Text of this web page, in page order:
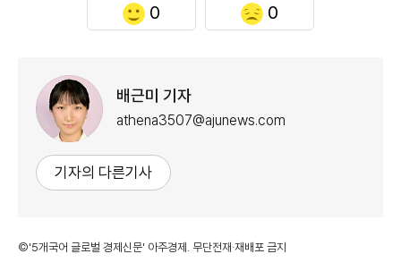
0 0
배근미 기자
athena3507@ajunews.com
기자의 다른기사
©'5개국어 글로벌 경제신문' 아주경제. 무단전재·재배포 금지